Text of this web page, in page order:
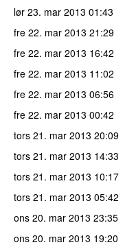
lør 23. mar 2013 01:43
fre 22. mar 2013 21:29
fre 22. mar 2013 16:42
fre 22. mar 2013 11:02
fre 22. mar 2013 06:56
fre 22. mar 2013 00:42
tors 21. mar 2013 20:09
tors 21. mar 2013 14:33
tors 21. mar 2013 10:17
tors 21. mar 2013 05:42
ons 20. mar 2013 23:35
ons 20. mar 2013 19:20